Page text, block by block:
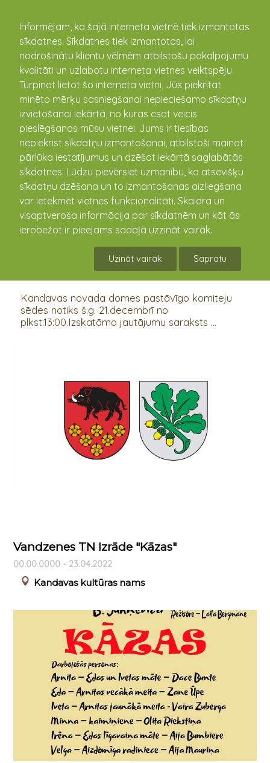
Informējam, ka šajā interneta vietnē tiek izmantotas
sīkdatnes. Sīkdatnes tiek izmantotas, lai
nodrošinātu klientu vēlmēm atbilstošu pakalpojumu
kvalitāti un uzlabotu interneta vietnes veiktspēju.
Turpinot lietot šo interneta vietni, Jūs piekrītat
minēto mērķu sasniegšanai nepieciešamo sīkdatņu
izvietošanai iekārtā, no kuras esat veicis
pieslēgšanos mūsu vietnei. Jums ir tiesības
nepiekrist sīkdatņu izmantošanai, atbilstoši mainot
pārlūka iestatījumus un dzēšot iekārtā saglabātās
sīkdatnes. Lūdzu pievērsiet uzmanību, ka atsevišķu
sīkdatņu dzēšana un to izmantošanas aizliegšana
var ietekmēt vietnes funkcionalitāti. Skaidra un
visaptveroša informācija par sīkdatnēm un kāt ās
ierobežot ir pieejams sadaļā uzzināt vairāk.
Uzināt vairāk Sapratu
kandava.lv
PASĀKUMU
KALENDĀRS
Kandavas novada domes pastāvīgo
komiteju sēdes 21.12.2020
Kandavas novada domes pastāvīgo komiteju
sēdes notiks š.g. 21.decembrī no
plkst.13:00.Izskatāmo jautājumu saraksts ...
Vandzenes TN Izrāde "Kāzas"
00.00.0000 - 23.04.2022
Kandavas kultūras nams